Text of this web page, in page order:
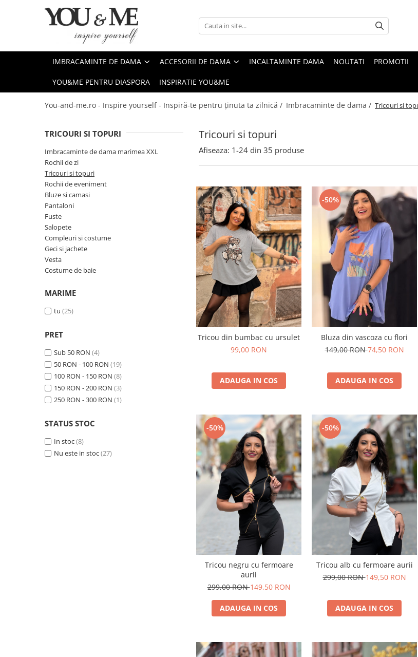
Imbracaminte de dama
Geci si jachete
Rochii de zi
Compleuri si costume
Tricouri si topuri
Costume de baie
Accesorii de dama
Coliere si brose
IMBRACAMINTE DE DAMA ACCESORII DE DAMA INCALTAMINTE DAMA NOUTATI PROMOTII
YOU&ME PENTRU DIASPORA INSPIRATIE YOU&ME
You-and-me.ro - Inspire yourself - Inspiră-te pentru ținuta ta zilnică / Imbracaminte de dama / Tricouri si
Tricouri si topuri
TRICOURI SI TOPURI
Imbracaminte de dama marimea XXL
Rochii de zi
Tricouri si topuri
Rochii de eveniment
Bluze si camasi
Pantaloni
Fuste
Salopete
Compleuri si costume
Geci si jachete
Vesta
Costume de baie
MARIME
tu (25)
PRET
Sub 50 RON (4)
50 RON - 100 RON (19)
100 RON - 150 RON (8)
150 RON - 200 RON (3)
250 RON - 300 RON (1)
STATUS STOC
In stoc(8)
Nu este in stoc(27)
Afiseaza: 1-24 din 35 produse
Tricou din bumbac cu ursulet
99,00 RON
ADAUGA IN COS
-50%
Bluza din vascoza cu flori
149,00 RON74,50 RON
ADAUGA IN COS
-50%
Tricou negru cu fermoare
aurii
299,00 RON149,50 RON
ADAUGA IN COS
-50%
Tricou alb cu fermoare aurii
299,00 RON149,50 RON
ADAUGA IN COS